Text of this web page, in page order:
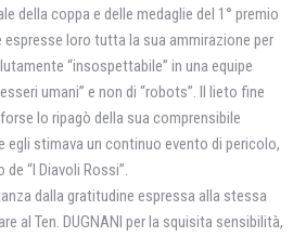
della coppa e delle medaglie del 1° premio
espresse loro tutta la sua ammirazione per
“insospettabile” in una equipe
umani” e non di “robots”. Il lieto fine
lo ripagò della sua comprensibile
egli stimava un continuo evento di pericolo,
“I Diavoli Rossi”.
dalla gratitudine espressa alla stessa
al Ten. DUGNANI per la squisita sensibilità,